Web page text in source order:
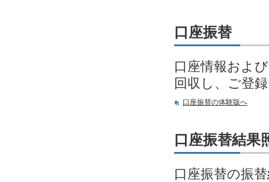
口座振替
口座情報およ
回収し、ご登
口座振替の体験版へ
口座振替結果
口座振替の振